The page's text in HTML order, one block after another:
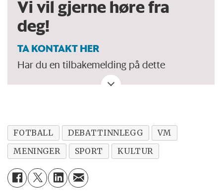
Vi vil gjerne høre fra
deg!
TA KONTAKT HER
Har du en tilbakemelding på dette
debattinnlegget. Eller spørsmål, ros eller
FOTBALL DEBATTINNLEGG
VM
MENINGER
SPORT KULTUR